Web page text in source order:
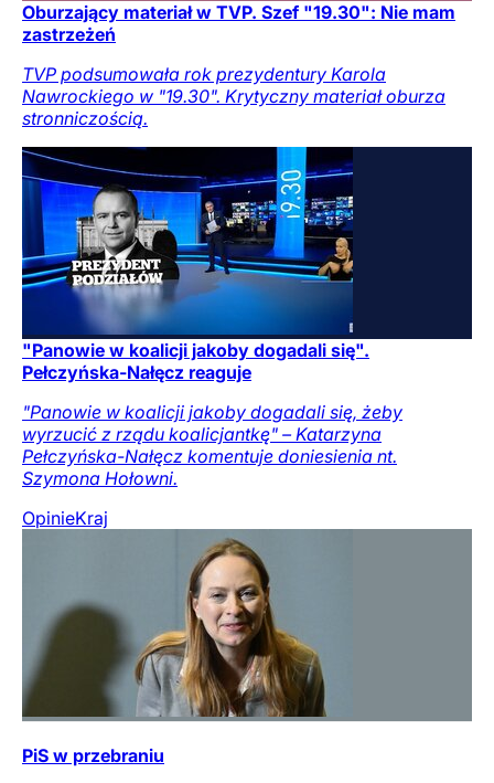
Oburzający materiał w TVP. Szef "19.30": Nie mam
zastrzeżeń
TVP podsumowała rok prezydentury Karola
Nawrockiego w "19.30". Krytyczny materiał oburza
stronniczością.
"Panowie w koalicji jakoby dogadali się".
Pełczyńska-Nałęcz reaguje
"Panowie w koalicji jakoby dogadali się, żeby
wyrzucić z rządu koalicjantkę" – Katarzyna
Pełczyńska-Nałęcz komentuje doniesienia nt.
Szymona Hołowni.
OpinieKraj
PiS w przebraniu